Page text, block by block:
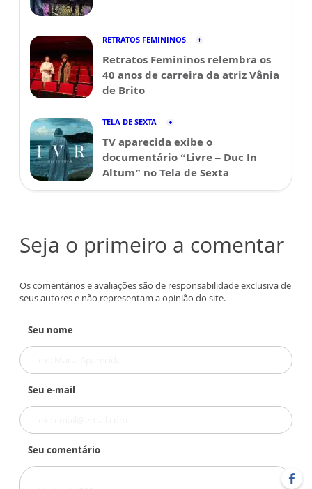
RETRATOS FEMININOS
Retratos Femininos relembra os
40 anos de carreira da atriz Vânia
de Brito
TELA DE SEXTA
TV aparecida exibe o
documentário “Livre – Duc In
Altum” no Tela de Sexta
Seja o primeiro a comentar
Os comentários e avaliações são de responsabilidade exclusiva de
seus autores e não representam a opinião do site.
Seu nome
Seu e-mail
Seu comentário